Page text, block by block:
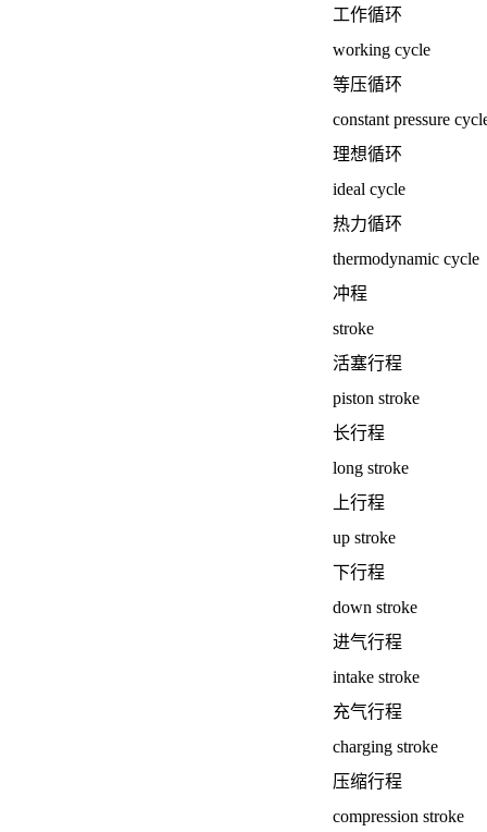
工作循环
working cycle
等压循环
constant pressure
理想循环
ideal cycle
热力循环
thermodynamic cycle
冲程
stroke
活塞行程
piston stroke
长行程
long stroke
上行程
up stroke
下行程
down stroke
进气行程
intake stroke
充气行程
charging stroke
压缩行程
compression stroke